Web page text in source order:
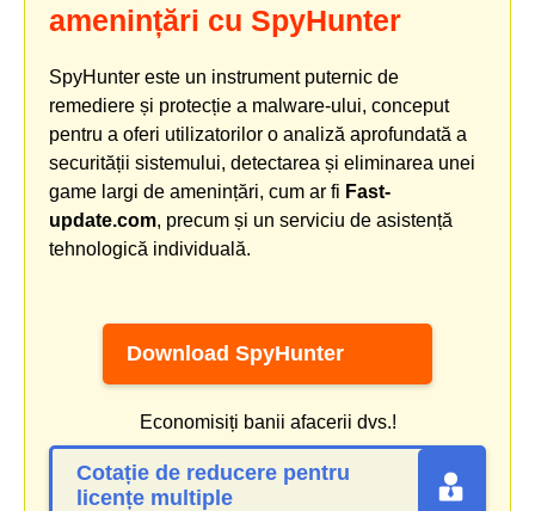
amenințări cu SpyHunter
SpyHunter este un instrument puternic de
remediere și protecție a malware-ului, conceput
pentru a oferi utilizatorilor o analiză aprofundată a
securității sistemului, detectarea și eliminarea unei
game largi de amenințări, cum ar fi Fast-
update.com, precum și un serviciu de asistență
tehnologică individuală.
Download SpyHunter
Economisiți banii afacerii dvs.!
Cotație de reducere pentru
licențe multiple